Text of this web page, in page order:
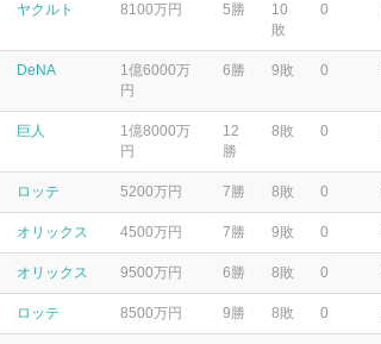
ヤクルト 8100万円 5勝
10
敗
0
DeNA
1億6000万
円
6勝 9敗 0
巨人
1億8000万
円
12
勝
8敗 0
ロッテ 5200万円 7勝 8敗 0
オリックス 4500万円 7勝 9敗 0
オリックス 9500万円 6勝 8敗 0
ロッテ 8500万円 9勝 8敗 0